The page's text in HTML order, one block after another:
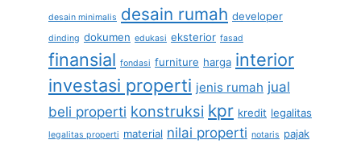
desain minimalis desain rumah developer
dinding dokumen edukasi eksterior fasad
finansial fondasi furniture harga interior
investasi properti jenis rumah jual
beli properti konstruksi kpr kredit legalitas
legalitas properti material nilai properti notaris pajak